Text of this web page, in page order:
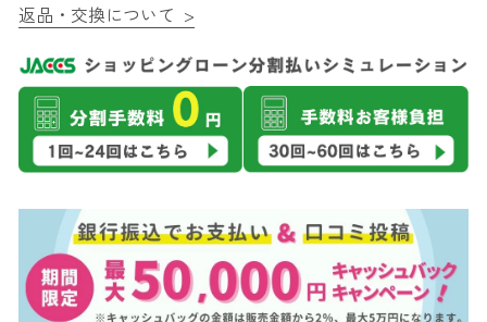
返品・交換について >